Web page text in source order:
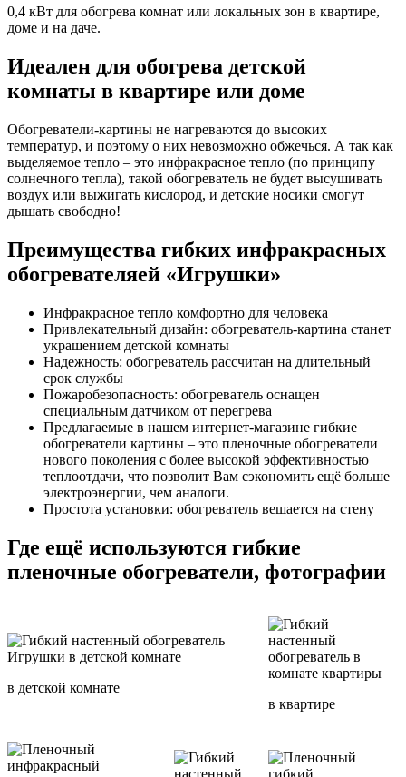
0,4 кВт для обогрева комнат или локальных зон в квартире,
доме и на даче.
Идеален для обогрева детской
комнаты в квартире или доме
Обогреватели-картины не нагреваются до высоких
температур, и поэтому о них невозможно обжечься. А так как
выделяемое тепло – это инфракрасное тепло (по принципу
солнечного тепла), такой обогреватель не будет высушивать
воздух или выжигать кислород, и детские носики смогут
дышать свободно!
Преимущества гибких инфракрасных
обогревателяей «Игрушки»
Инфракрасное тепло комфортно для человека
Привлекательный дизайн: обогреватель-картина станет
украшением детской комнаты
Надежность: обогреватель рассчитан на длительный
срок службы
Пожаробезопасность: обогреватель оснащен
специальным датчиком от перегрева
Предлагаемые в нашем интернет-магазине гибкие
обогреватели картины – это пленочные обогреватели
нового поколения с более высокой эффективностью
теплоотдачи, что позволит Вам сэкономить ещё больше
электроэнергии, чем аналоги.
Простота установки: обогреватель вешается на стену
Где ещё используются гибкие
пленочные обогреватели, фотографии
в детской комнате
в квартире